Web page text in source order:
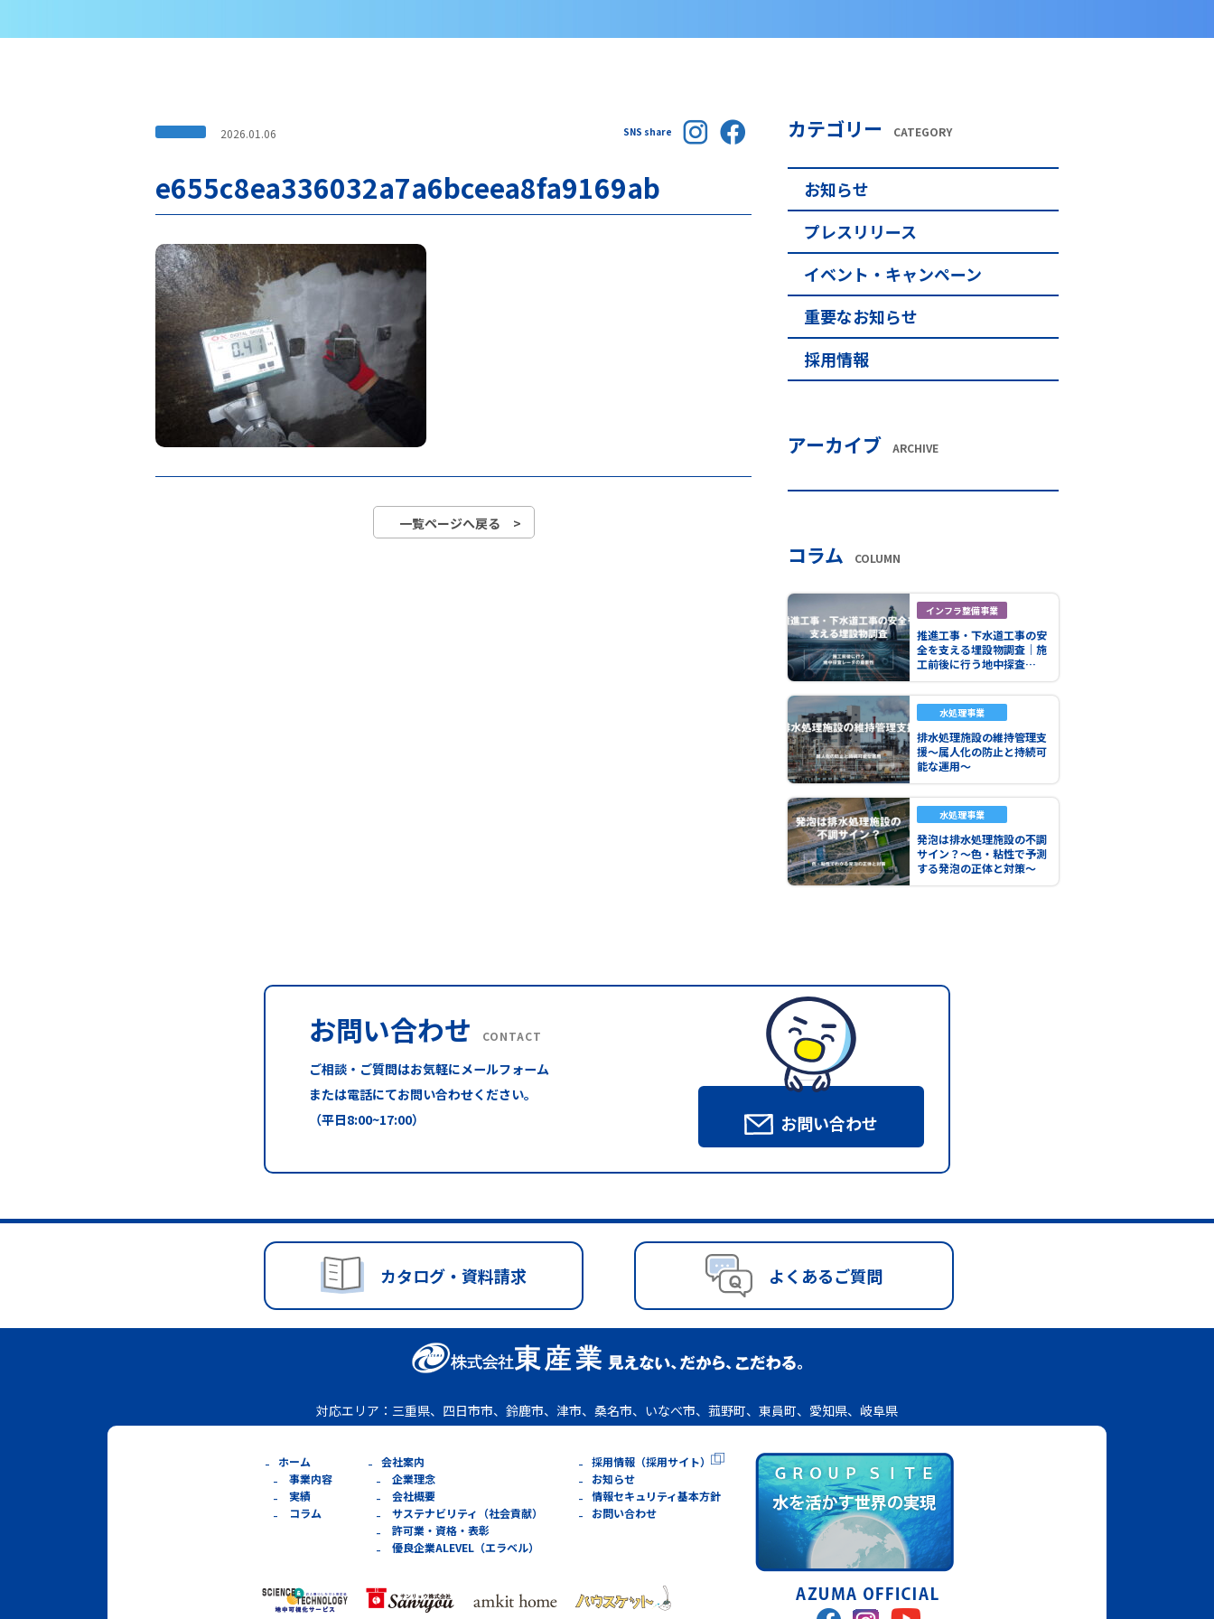
2026.01.06 SNS share
e655c8ea336032a7a6bceea8fa9169ab
一覧ページへ戻る >
カテゴリー CATEGORY
お知らせ
プレスリリース
イベント・キャンペーン
重要なお知らせ
採用情報
アーカイブ ARCHIVE
コラム COLUMN
インフラ整備事業
推進工事・下水道工事の安
全を支える埋設物調査｜施
工前後に行う地中探査…
水処理事業
排水処理施設の維持管理支
援～属人化の防止と持続可
能な運用～
水処理事業
発泡は排水処理施設の不調
サイン？～色・粘性で予測
する発泡の正体と対策～
お問い合わせ CONTACT
ご相談・ご質問はお気軽にメールフォーム
または電話にてお問い合わせください。
（平日8:00~17:00）
お問い合わせ
カタログ・資料請求 よくあるご質問
対応エリア： 三重県、四日市市、鈴鹿市、津市、桑名市、いなべ市、菰野町、東員町、愛知県、岐阜県
ホーム
事業内容
実績
コラム
会社案内
企業理念
会社概要
サステナビリティ（社会貢献）
許可業・資格・表彰
優良企業ALEVEL（エラベル）
採用情報（採用サイト）
お知らせ
情報セキュリティ基本方針
お問い合わせ